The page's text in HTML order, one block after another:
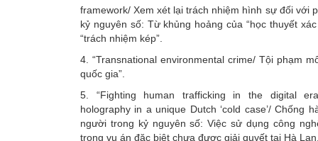
framework/ Xem xét lại trách nhiệm hình sự đối với
kỷ nguyên số: Từ khủng hoảng của “học thuyết
“trách nhiệm kép”.
4. “Transnational environmental crime/ Tội phạm
quốc gia”.
5. “Fighting human trafficking in the digital
holography in a unique Dutch ‘cold case’/ Chống
người trong kỷ nguyên số: Việc sử dụng công
trong vụ án đặc biệt chưa được giải quyết tại Hà